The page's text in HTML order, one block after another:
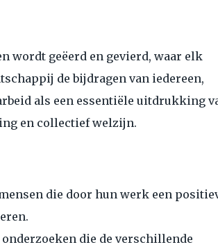
wordt geëerd en gevierd, waar elk
de bijdragen van iedereen,
als een essentiële uitdrukking
en collectief welzijn.
die door hun werk een
die de verschillende